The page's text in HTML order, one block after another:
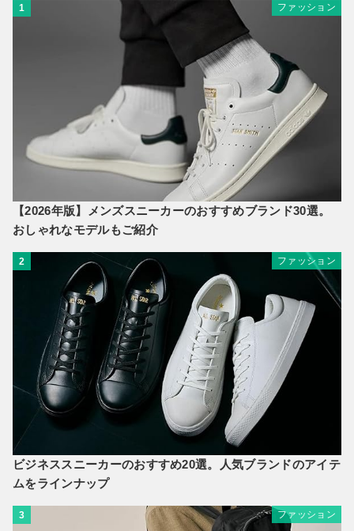
1 ファッション
【2026年版】メンズスニーカーのおすすめブランド30選。
おしゃれなモデルもご紹介
2 ファッション
ビジネススニーカーのおすすめ20選。人気ブランドのアイテ
ムをラインナップ
3 ファッション